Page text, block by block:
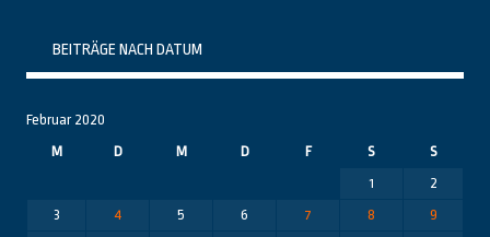
BEITRÄGE NACH DATUM
Februar 2020
M
D M D F S
S
1
2
3
4 5 6 7 8
9